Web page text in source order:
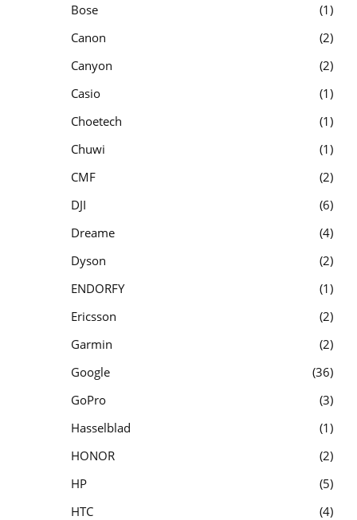
Bose
1
Canon
2
Canyon
2
Casio
1
Choetech
1
Chuwi
1
CMF
2
DJI
6
Dreame
4
Dyson
2
ENDORFY
1
Ericsson
2
Garmin
2
Google
36
GoPro
3
Hasselblad
1
HONOR
2
HP
5
HTC
4